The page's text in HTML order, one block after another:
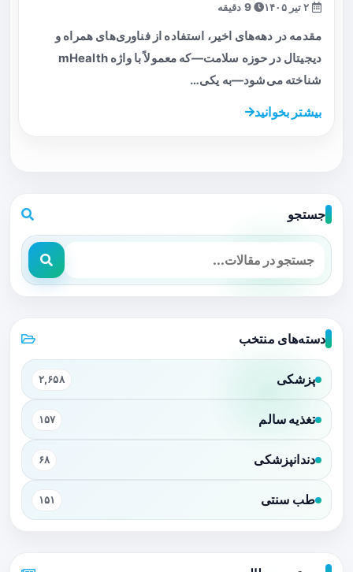
9 دقیقه
مقدمه در دهه‌های اخیر، استفاده از فناوری‌های همراه و
دیجیتال در حوزه سلامت—که معمولاً با واژه mHealth
شناخته می‌شود—به یکی…
بیشتر بخوانید
جستجو
دسته‌های منتخب
پزشکی ۲,۶۵۸
تغذیه سالم ۱۵۷
دندانپزشکی ۶۸
طب سنتی ۱۵۱